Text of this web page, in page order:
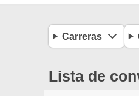
Carreras
Lista de